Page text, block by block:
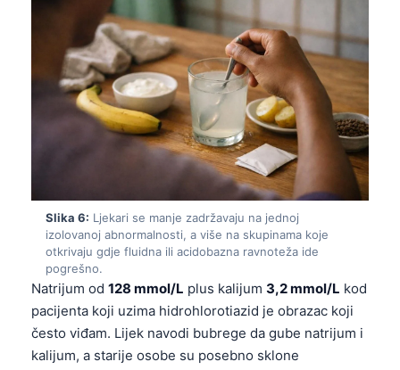
Slika 6: Ljekari se manje zadržavaju na jednoj
izolovanoj abnormalnosti, a više na skupinama koje
otkrivaju gdje fluidna ili acidobazna ravnoteža ide
pogrešno.
Natrijum od 128 mmol/L plus kalijum 3,2 mmol/L kod
pacijenta koji uzima hidrohlorotiazid je obrazac koji
često viđam. Lijek navodi bubrege da gube natrijum i
kalijum, a starije osobe su posebno sklone